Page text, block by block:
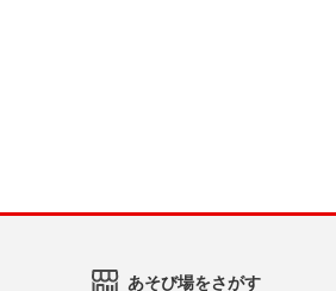
あそび場をさがす